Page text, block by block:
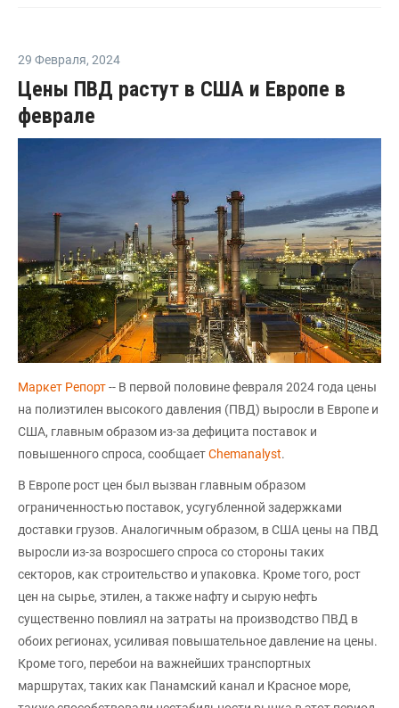
29 Февраля, 2024
Цены ПВД растут в США и Европе в
феврале
Маркет Репорт-- В первой половине февраля 2024 года цены
на полиэтилен высокого давления (ПВД) выросли в Европе и
США, главным образом из-за дефицита поставок и
повышенного спроса, сообщаетChemanalyst.
В Европе рост цен был вызван главным образом
ограниченностью поставок, усугубленной задержками
доставки грузов. Аналогичным образом, в США цены на ПВД
выросли из-за возросшего спроса со стороны таких
секторов, как строительство и упаковка. Кроме того, рост
цен на сырье, этилен, а также нафту и сырую нефть
существенно повлиял на затраты на производство ПВД в
обоих регионах, усиливая повышательное давление на цены.
Кроме того, перебои на важнейших транспортных
маршрутах, таких как Панамский канал и Красное море,